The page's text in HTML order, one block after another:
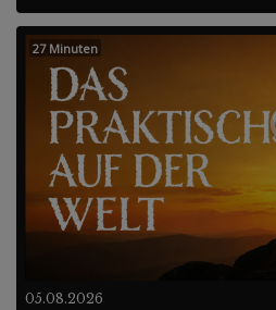
05.08.2026
27 Minuten